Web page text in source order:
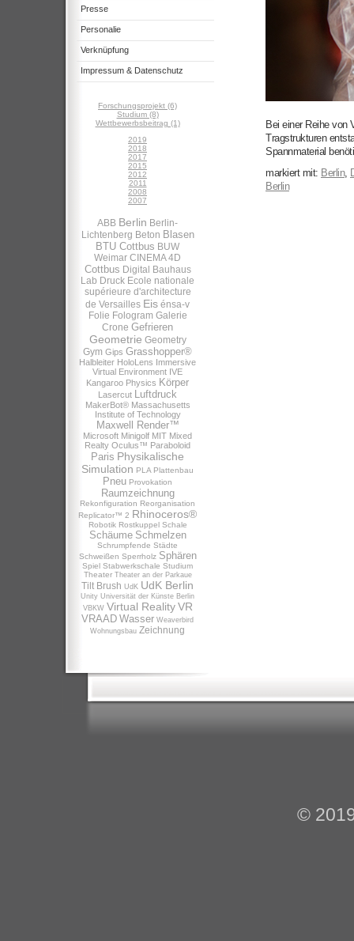
Presse
Personalie
Verknüpfung
Impressum & Datenschutz
Forschungsprojekt (6)
Studium (8)
Wettbewerbsbeitrag (1)
2019
2018
2017
2015
2012
2011
2008
2007
ABB Berlin Berlin-
Lichtenberg Beton Blasen
BTU Cottbus BUW
Weimar CINEMA 4D
Cottbus Digital Bauhaus
Lab Druck Ecole nationale
supérieure d'architecture
de Versailles Eis énsa-v
Folie Fologram Galerie
Crone Gefrieren
Geometrie Geometry
Gym Gips Grasshopper®
Halbleiter HoloLens Immersive
Virtual Environment IVE
Kangaroo Physics Körper
Lasercut Luftdruck
MakerBot® Massachusetts
Institute of Technology
Maxwell Render™
Microsoft Minigolf MIT Mixed
Realty Oculus™ Paraboloid
Paris Physikalische
Simulation PLA Plattenbau
Pneu Provokation
Raumzeichnung
Rekonfiguration Reorganisation
Replicator™ 2 Rhinoceros®
Robotik Rostkuppel Schale
Schäume Schmelzen
Schrumpfende Städte
Schweißen Sperrholz Sphären
Spiel Stabwerkschale Studium
Theater Theater an der Parkaue
Tilt Brush UdK UdK Berlin
Unity Universität der Künste Berlin
VBKW Virtual Reality VR
VRAAD Wasser Weaverbird
Wohnungsbau Zeichnung
Bei einer Reihe von
Tragstrukturen
Spannmaterial
markiert mit: Berlin,
Berlin
©